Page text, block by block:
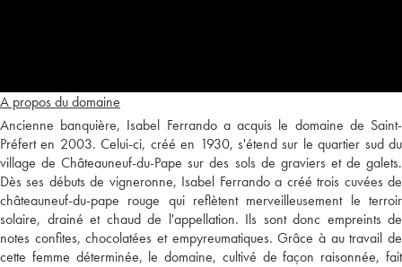
A propos du domaine
Ancienne banquière, Isabel Ferrando a acquis le domaine de Saint-
Préfert en 2003. Celui-ci, créé en 1930, s'étend sur le quartier sud du
village de Châteauneuf-du-Pape sur des sols de graviers et de galets.
Dès ses débuts de vigneronne, Isabel Ferrando a créé trois cuvées de
châteauneuf-du-pape rouge qui reflètent merveilleusement le terroir
solaire, drainé et chaud de l'appellation. Ils sont donc empreints de
notes confites, chocolatées et empyreumatiques. Grâce à au travail de
cette femme déterminée, le domaine, cultivé de façon raisonnée, fait